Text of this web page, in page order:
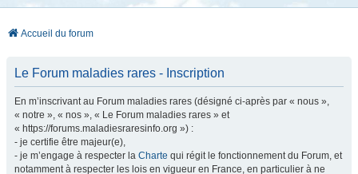
Accueil du forum
Le Forum maladies rares - Inscription
En m’inscrivant au Forum maladies rares (désigné ci-après par « nous »,
« notre », « nos », « Le Forum maladies rares » et
« https://forums.maladiesraresinfo.org ») :
- je certifie être majeur(e),
- je m’engage à respecter la Charte qui régit le fonctionnement du Forum, et
notamment à respecter les lois en vigueur en France, en particulier à ne